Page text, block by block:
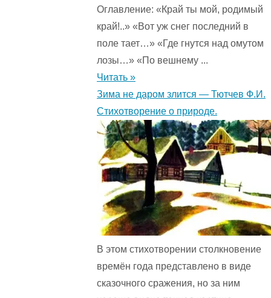
Оглавление: «Край ты мой, родимый
край!..» «Вот уж снег последний в
поле тает…» «Где гнутся над омутом
лозы…» «По вешнему ...
Читать »
Зима не даром злится — Тютчев Ф.И.
Стихотворение о природе.
В этом стихотворении столкновение
времён года представ­лено в виде
сказочного сражения, но за ним